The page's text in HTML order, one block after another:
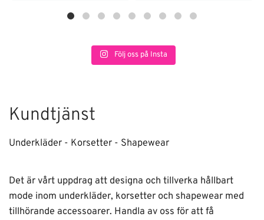
Följ oss på Insta
Kundtjänst
Underkläder - Korsetter - Shapewear
Det är vårt uppdrag att designa och tillverka hållbart
mode inom underkläder, korsetter och shapewear med
tillhörande accessoarer. Handla av oss för att få